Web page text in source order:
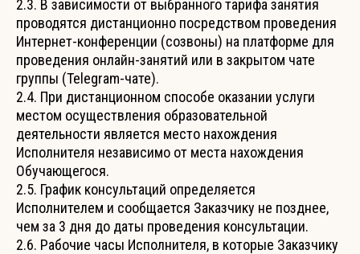
2.3. В зависимости от выбранного тарифа занятия
проводятся дистанционно посредством проведения
Интернет-конференции (созвоны) на платформе для
проведения онлайн-занятий или в закрытом чате
группы (Telegram-чате).
2.4. При дистанционном способе оказании услуги
местом осуществления образовательной
деятельности является место нахождения
Исполнителя независимо от места нахождения
Обучающегося.
2.5. График консультаций определяется
Исполнителем и сообщается Заказчику не позднее,
чем за 3 дня до даты проведения консультации.
2.6. Рабочие часы Исполнителя, в которые Заказчику